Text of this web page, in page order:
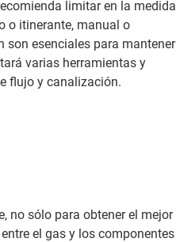
limitar en la medida
o itinerante, manual o
esenciales para mantener
varias herramientas y
flujo y canalización.
no sólo para obtener el mejor
el gas y los componentes